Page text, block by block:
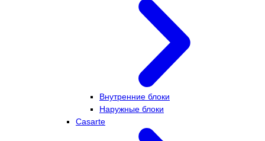
Внутренние блоки
Наружные блоки
Casarte